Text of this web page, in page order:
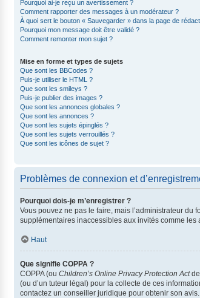
Pourquoi ai-je reçu un avertissement ?
Comment rapporter des messages à un modérateur ?
À quoi sert le bouton « Sauvegarder » dans la page de
Pourquoi mon message doit être validé ?
Comment remonter mon sujet ?
Mise en forme et types de sujets
Que sont les BBCodes ?
Puis-je utiliser le HTML ?
Que sont les smileys ?
Puis-je publier des images ?
Que sont les annonces globales ?
Que sont les annonces ?
Que sont les sujets épinglés ?
Que sont les sujets verrouillés ?
Que sont les icônes de sujet ?
Problèmes de connexion et
Pourquoi dois-je m’enregistrer ?
Vous pouvez ne pas le faire, mais l’administrateur du
supplémentaires inaccessibles aux invités comme les
Haut
Que signifie COPPA ?
COPPA (ou Children’s Online Privacy Protection Actde
(ou d’un tuteur légal) pour la collecte de ces
contactez un conseiller juridique pour obtenir son